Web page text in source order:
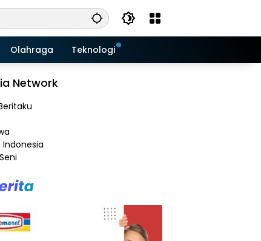
Olahraga Teknologi
Network